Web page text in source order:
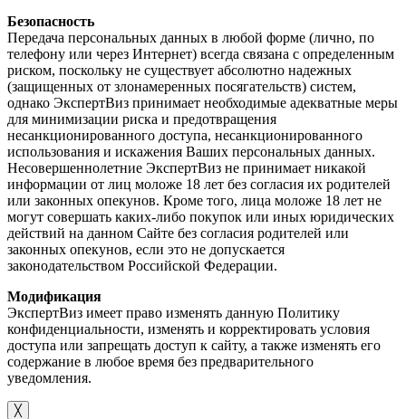
Безопасность
Передача персональных данных в любой форме (лично, по
телефону или через Интернет) всегда связана с определенным
риском, поскольку не существует абсолютно надежных
(защищенных от злонамеренных посягательств) систем,
однако ЭкспертВиз принимает необходимые адекватные меры
для минимизации риска и предотвращения
несанкционированного доступа, несанкционированного
использования и искажения Ваших персональных данных.
Несовершеннолетние ЭкспертВиз не принимает никакой
информации от лиц моложе 18 лет без согласия их родителей
или законных опекунов. Кроме того, лица моложе 18 лет не
могут совершать каких-либо покупок или иных юридических
действий на данном Сайте без согласия родителей или
законных опекунов, если это не допускается
законодательством Российской Федерации.
Модификация
ЭкспертВиз имеет право изменять данную Политику
конфиденциальности, изменять и корректировать условия
доступа или запрещать доступ к сайту, а также изменять его
содержание в любое время без предварительного
уведомления.
╳